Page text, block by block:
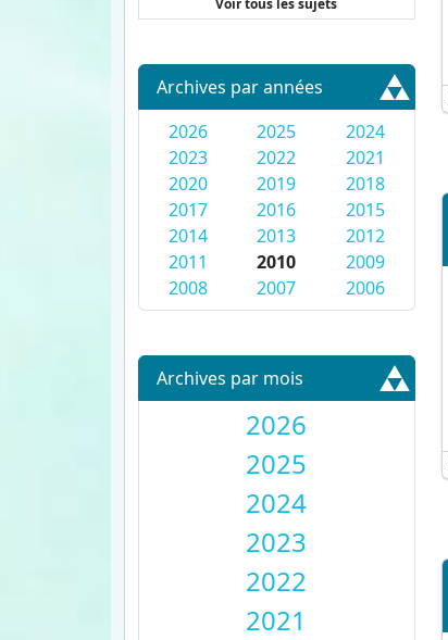
Archives par années
2026
2025
2024
2023
2022
2021
2020
2019
2018
2017
2016
2015
2014
2013
2012
2011
2010
2009
2008
2007 2006
Archives par mois
2026
2025
2024
2023
2022
2021